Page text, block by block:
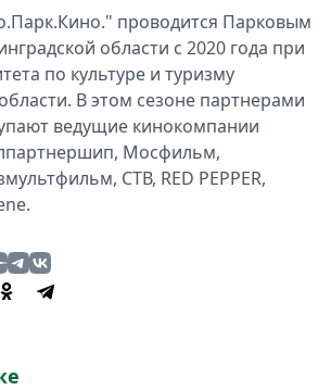
проводится Парковым
области с 2020 года при
по культуре и туризму
В этом сезоне партнерами
ведущие кинокомпании
Мосфильм,
СТВ, RED PEPPER,